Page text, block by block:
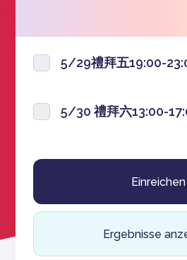
5/29禮拜五19:00-
5/30 禮拜六13:00-
Ergebnisse